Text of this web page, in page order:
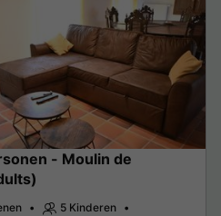
- Moulin de
5 Kinderen